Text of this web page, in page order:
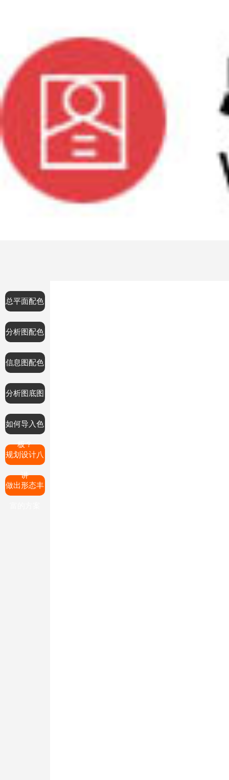
总平面配色
分析图配色
信息图配色
分析图底图
如何导入色
板？
规划设计八
讲
做出形态丰